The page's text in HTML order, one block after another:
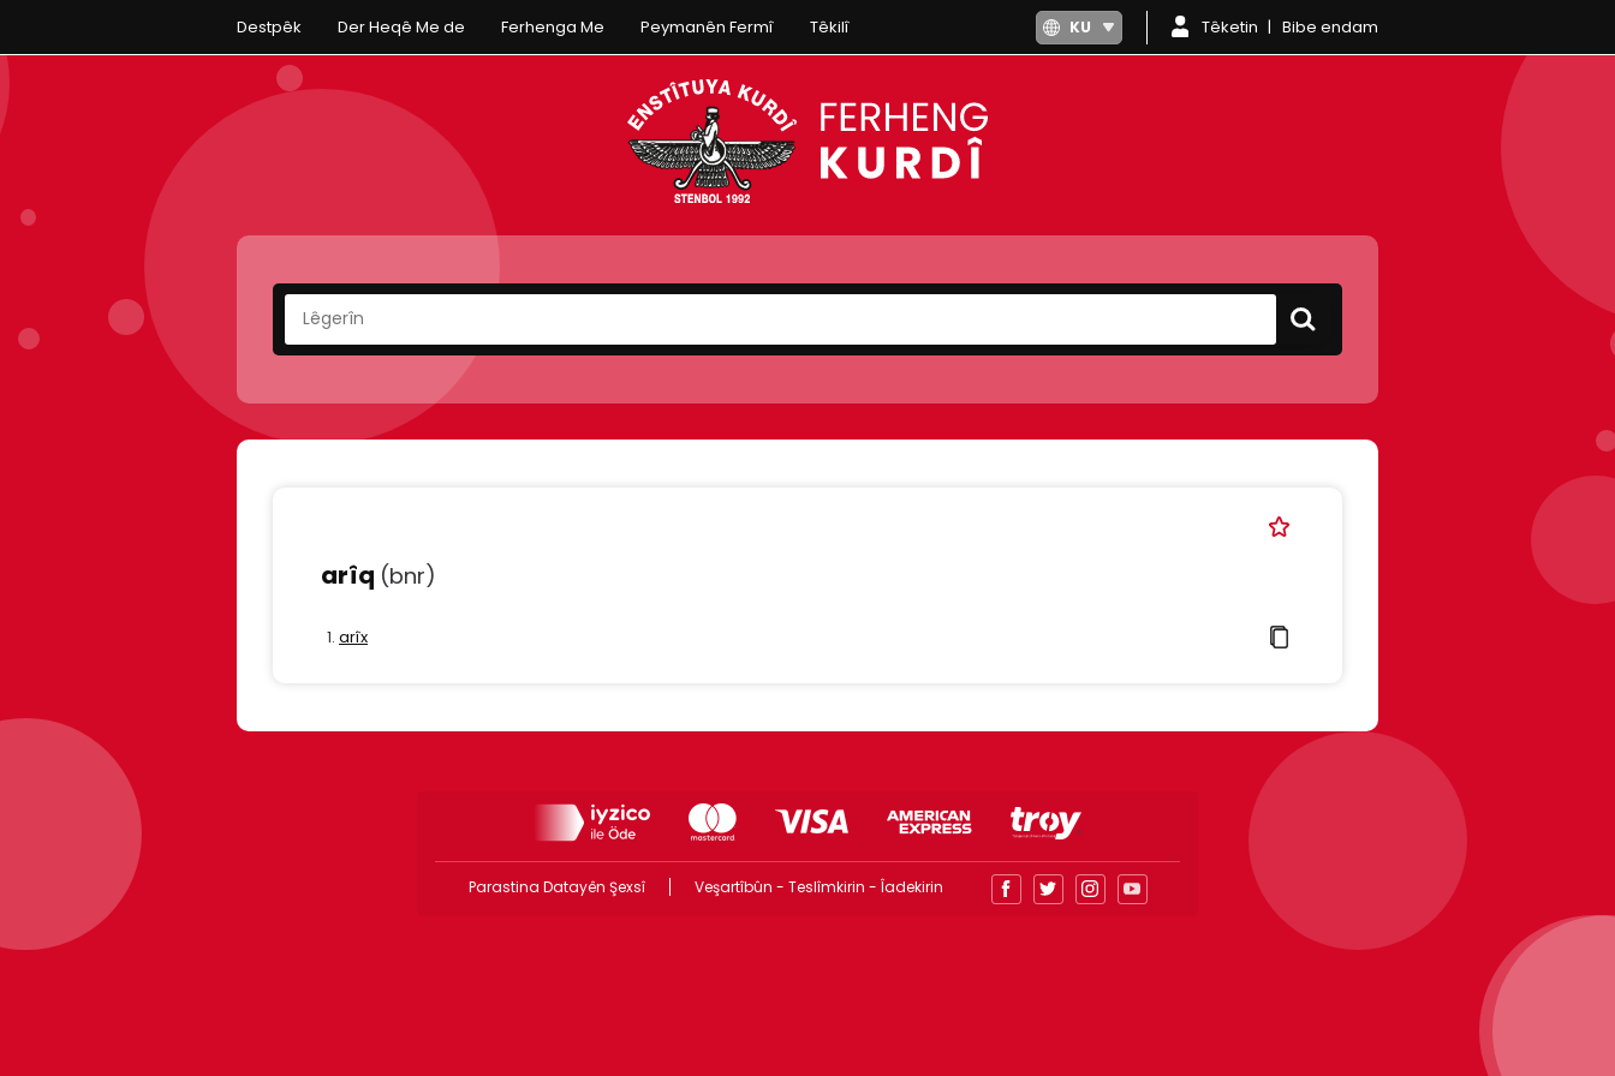
Destpêk Der Heqê Me de Ferhenga Me Peymanên Fermî Têkilî KU Têketin Bibe endam
arîq (bnr)
arîx
Parastina Datayên Şexsî Veşartîbûn - Teslîmkirin - Îadekirin